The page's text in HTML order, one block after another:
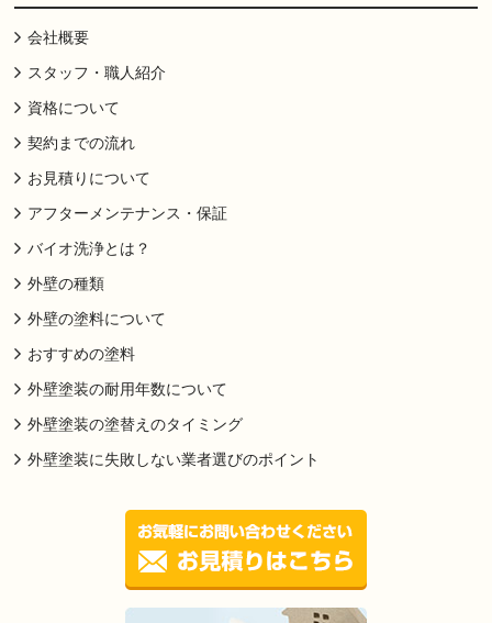
会社概要
スタッフ・職人紹介
資格について
契約までの流れ
お見積りについて
アフターメンテナンス・保証
バイオ洗浄とは？
外壁の種類
外壁の塗料について
おすすめの塗料
外壁塗装の耐用年数について
外壁塗装の塗替えのタイミング
外壁塗装に失敗しない業者選びのポイント